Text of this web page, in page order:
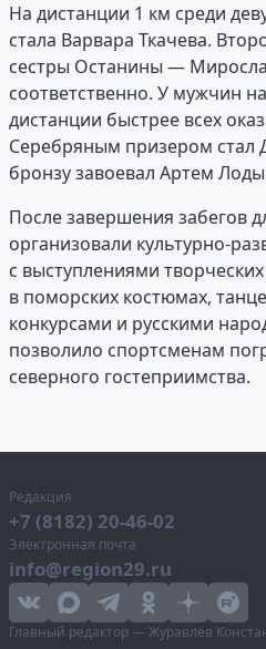
На дистанции 1 км среди
стала Варвара Ткачева.
сестры Останины —
соответственно. У мужчин
дистанции быстрее всех
Серебряным призером стал
бронзу завоевал Артем
После завершения забегов
организовали культурно-
с выступлениями
в поморских костюмах,
конкурсами и русскими
позволило спортсменам
северного гостеприимства.
Редакция
+7 (8182) 20-46-02
Электронная почта
info@region29.ru
Главный редактор — Журавлёв